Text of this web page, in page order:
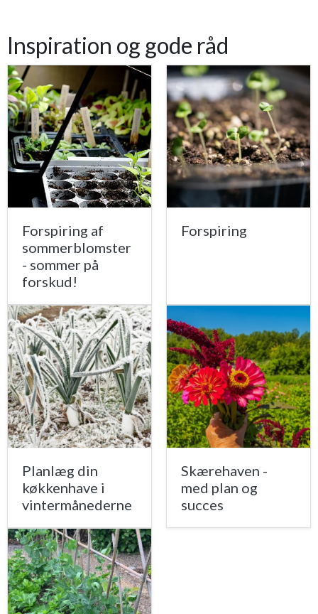
Inspiration og gode råd
Forspiring af
sommerblomster
- sommer på
forskud!
Forspiring
Planlæg din
køkkenhave i
vintermånederne
Skærehaven -
med plan og
succes